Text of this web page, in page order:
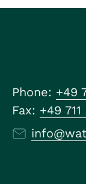
Phone: +49
Fax: +49